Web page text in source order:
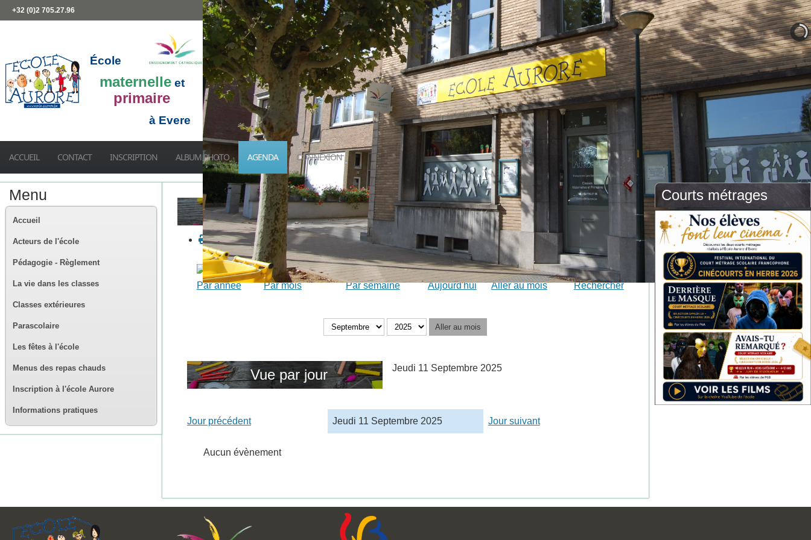
+32 (0)2 705.27.96
École
maternelle et
primaire
à Evere
ACCUEIL CONTACT INSCRIPTION ALBUM PHOTO AGENDA CONNEXION
Menu
Accueil
Acteurs de l'école
Pédagogie - Règlement
La vie dans les classes
Classes extérieures
Parascolaire
Les fêtes à l'école
Menus des repas chauds
Inscription à l'école Aurore
Informations pratiques
Calendrier
Par année Par mois Par semaine Aujourd'hui Aller au mois Rechercher
Aller au mois
Vue par jour Jeudi 11 Septembre 2025
Jour précédent Jeudi 11 Septembre 2025 Jour suivant
Aucun évènement
Courts métrages